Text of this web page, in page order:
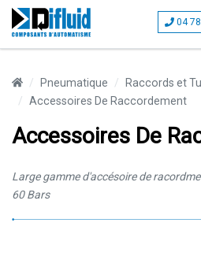
04 78
Pneumatique
Raccords et
Accessoires De Raccordement
Accessoires De
Large gamme d'accésoire de
60 Bars